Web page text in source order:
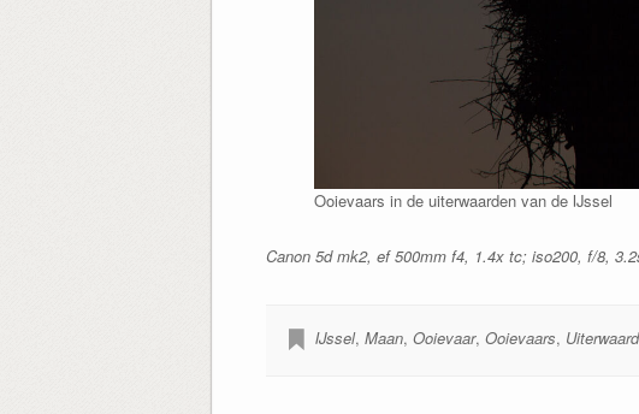
Ooievaars in de uiterwaarden van de IJssel
Canon 5d mk2, ef 500mm f4, 1.4x tc; iso200, f/8,
IJssel, Maan, Ooievaar, Ooievaars,